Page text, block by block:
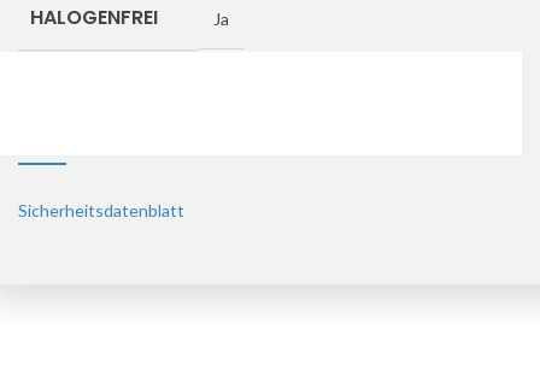
HALOGENFREI Ja
Sicherheitsdatenblatt